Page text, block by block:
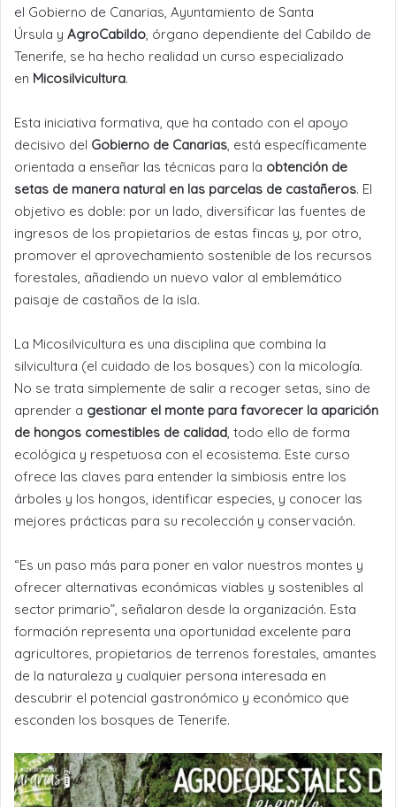
el Gobierno de Canarias, Ayuntamiento de Santa
Úrsula y AgroCabildo, órgano dependiente del Cabildo de
Tenerife, se ha hecho realidad un curso especializado
en Micosilvicultura.
Esta iniciativa formativa, que ha contado con el apoyo
decisivo del Gobierno de Canarias, está específicamente
orientada a enseñar las técnicas para la obtención de
setas de manera natural en las parcelas de castañeros. El
objetivo es doble: por un lado, diversificar las fuentes de
ingresos de los propietarios de estas fincas y, por otro,
promover el aprovechamiento sostenible de los recursos
forestales, añadiendo un nuevo valor al emblemático
paisaje de castaños de la isla.
La Micosilvicultura es una disciplina que combina la
silvicultura (el cuidado de los bosques) con la micología.
No se trata simplemente de salir a recoger setas, sino de
aprender a gestionar el monte para favorecer la aparición
de hongos comestibles de calidad, todo ello de forma
ecológica y respetuosa con el ecosistema. Este curso
ofrece las claves para entender la simbiosis entre los
árboles y los hongos, identificar especies, y conocer las
mejores prácticas para su recolección y conservación.
“Es un paso más para poner en valor nuestros montes y
ofrecer alternativas económicas viables y sostenibles al
sector primario”, señalaron desde la organización. Esta
formación representa una oportunidad excelente para
agricultores, propietarios de terrenos forestales, amantes
de la naturaleza y cualquier persona interesada en
descubrir el potencial gastronómico y económico que
esconden los bosques de Tenerife.